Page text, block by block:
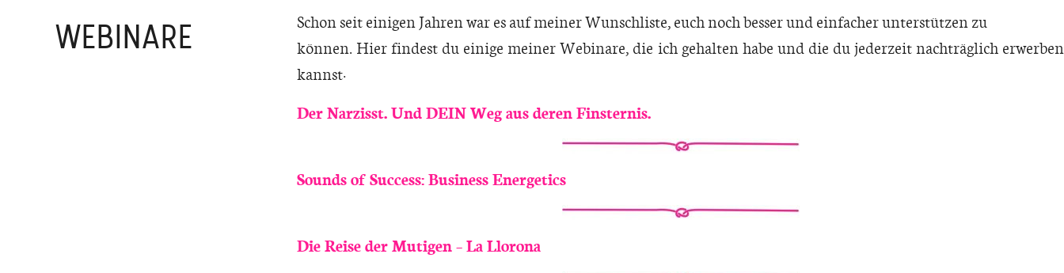
WEBINARE
Schon seit einigen Jahren war es auf meiner Wunschliste, euch noch besser und einfacher unterstützen zu
können. Hier findest du einige meiner Webinare, die ich gehalten habe und die du jederzeit nachträglich erwerben
kannst:
Der Narzisst. Und DEIN Weg aus deren Finsternis.
Sounds of Success: Business Energetics
Die Reise der Mutigen – La Llorona